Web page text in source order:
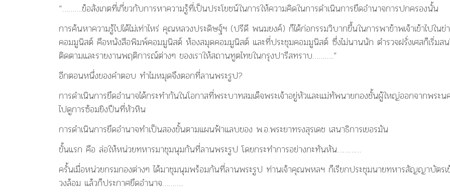
“……….ข้อสังเกตที่เกี่ยวกับการหาความรู้ที่เป็นประโยชน์ในการให้ความคิดในการดำเนินการยึดอำนาจการปกครองนั้น
การค้นหาความรู้ไปได้ไม่เท่าไหร่ คุณหลวงประดิษฐ์ฯ (ปรีดี พนมยงค์) ก็ได้ก่อกรรมวิบากขึ้นในการพาข้าพเจ้าเข้าไปในข่
คอมมูนิสต์ คือหนังสือพิมพ์คอมมูนิสต์ ห้องสมุดคอมมูนิสต์ และที่ประชุมคอมมูนิสต์ ซึ่งไม่นานนัก ตำรวจฝรั่งเศสก็เริ่มสน
ติดตามและรายงานพฤติการณ์ต่างๆ ของเราให้สถานทูตไทยในกรุงปารีสทราบ………..”
อีกตอนหนึ่งของคำตอบ ทำไมหมุดจึงตอกที่ลานพระรูป?
การดำเนินการยึดอำนาจได้กระทำกันในโอกาสที่พระบาทสมเด็จพระเจ้าอยู่หัวและแม่ทัพนายกองชั้นผู้ใหญ่ออกจากพระน
ไปดูการซ้อมยิงปืนที่หัวหิน
การดำเนินการยึดอำนาจทำเป็นสองขั้นตามแผนฟ้าแลบของ พ.อ.พระยาทรงสุรเดช เสนาธิการเยอรมัน
ขั้นแรก คือ ล่อให้หน่วยทหารมาชุมนุมกันที่ลานพระรูป โดยกระทำการอย่างกะทันหัน…………
ครั้นเมื่อหน่วยกรมกองต่างๆ ได้มาชุมนุมพร้อมกันที่ลานพระรูป ท่านเจ้าคุณพหลฯ ก็เรียกประชุมนายทหารสัญญาบัตรเ
วงล้อม แล้วก็ประกาศยึดอำนาจ………..